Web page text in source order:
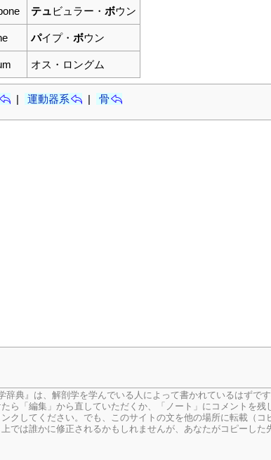
テュビュラー・ ボウン
パイプ・ ボウン
オス・ロングム
| 運動器系 | 骨
典』は、解剖学を学んでいる人によって書かれているはずで
ら「編集」から直していただくか、「ノート」にコメントを残
クしてください。でも、このサイトの文を他の場所に転載（
では誰かに修正されるかもしれませんが、あなたがコピーした